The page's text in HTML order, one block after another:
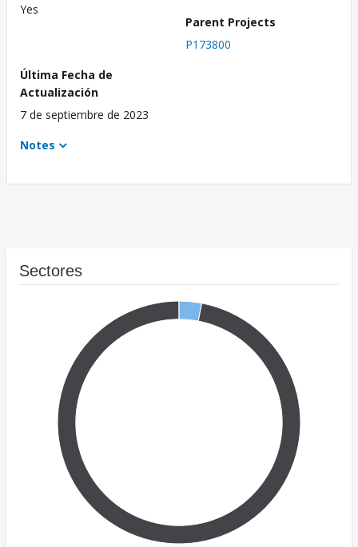
Yes
Parent Projects
P173800
Última Fecha de
Actualización
7 de septiembre de 2023
Notes
Sectores